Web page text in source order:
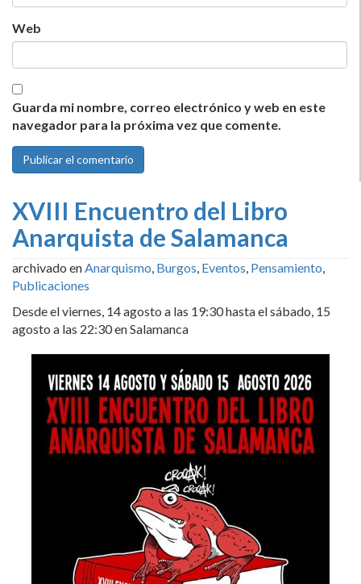
Web
Guarda mi nombre, correo electrónico y web en este
navegador para la próxima vez que comente.
XVIII Encuentro del Libro
Anarquista de Salamanca
archivado enAnarquismo, Burgos, Eventos, Pensamiento,
Publicaciones
Desde el viernes, 14 agosto a las 19:30 hasta el sábado, 15
agosto a las 22:30 en Salamanca